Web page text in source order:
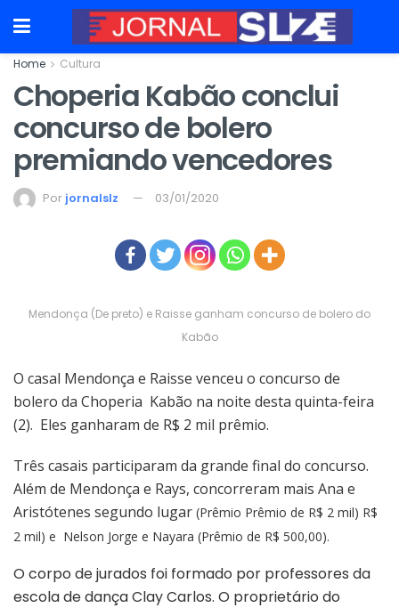
Home Cultura
Choperia Kabão conclui
concurso de bolero
premiando vencedores
Por jornalslz 03/01/2020
Mendonça (De preto) e Raisse ganham concurso de bolero do
Kabão
O casal Mendonça e Raisse venceu o concurso de
bolero da Choperia Kabão na noite desta quinta-feira
(2). Eles ganharam de R$ 2 mil prêmio.
Três casais participaram da grande final do concurso.
Além de Mendonça e Rays, concorreram mais Ana e
Aristótenes segundo lugar (Prêmio Prêmio de R$ 2 mil) R$
2 mil) e Nelson Jorge e Nayara (Prêmio de R$ 500,00).
O corpo de jurados foi formado por professores da
escola de dança Clay Carlos. O proprietário do